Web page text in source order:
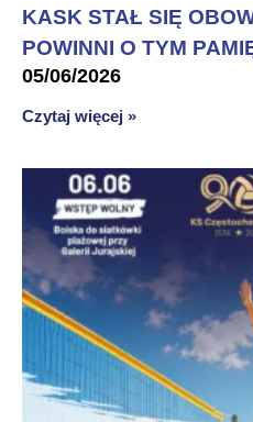
KASK STAŁ SIĘ
POWINNI O TYM
05/06/2026
Czytaj więcej »